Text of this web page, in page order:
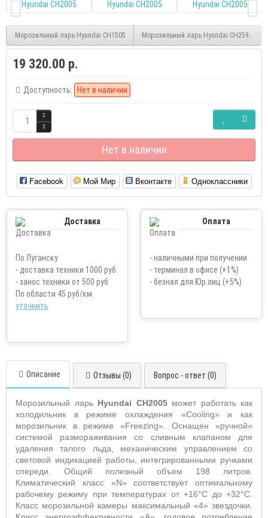
Морозильный ларь Hyundai CH1505 Морозильный ларь Hyundai CH2591WT
19 320.00 р.
Доступность: Нет в наличии
Нет в наличии
Facebook Мой Мир Вконтакте Одноклассники
Доставка
По Луганску
- доставка техники 1000 руб.
- занос техники от 500 руб
По области 45 руб/км
уточнить
Оплата
- наличными при получении
- терминал в офисе (+1%)
- безнал для Юр.лиц (+5%)
Описание Отзывы (0) Вопрос - ответ (0)
Морозильный ларь Hyundai CH2005 может работать как
холодильник в режиме охлаждения «Cooling» и как
морозильник в режиме «Freezing». Оснащен «ручной»
системой размораживания со сливным клапаном для
удаления талого льда, механическим управлением со
световой индикацией работы, интегрированными ручками
спереди. Общий полезный объем 198 литров.
Климатический класс «N» соответствует оптимальному
рабочему режиму при температурах от +16°С до +32°С.
Класс морозильной камеры максимальный «4» звездочки.